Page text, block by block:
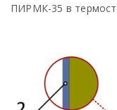
ПИРМК-35 в